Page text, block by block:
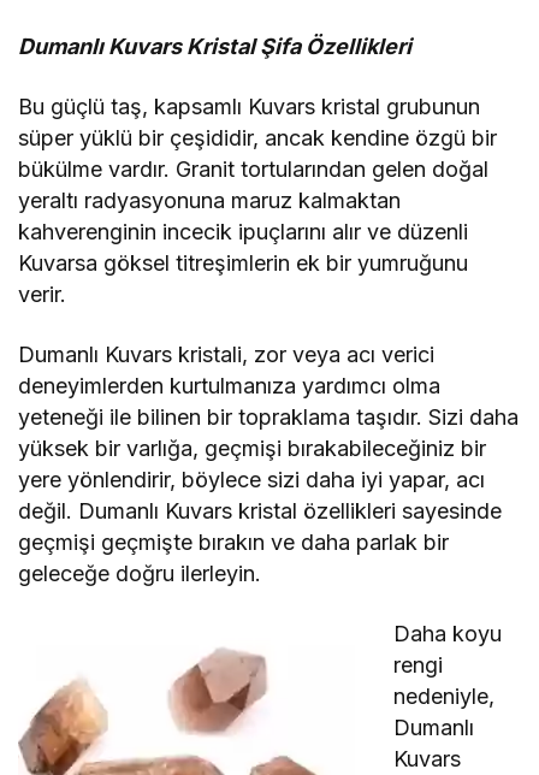
Dumanlı Kuvars Kristal Şifa Özellikleri
Bu güçlü taş, kapsamlı Kuvars kristal grubunun
süper yüklü bir çeşididir, ancak kendine özgü bir
bükülme vardır. Granit tortularından gelen doğal
yeraltı radyasyonuna maruz kalmaktan
kahverenginin incecik ipuçlarını alır ve düzenli
Kuvarsa göksel titreşimlerin ek bir yumruğunu
verir.
Dumanlı Kuvars kristali, zor veya acı verici
deneyimlerden kurtulmanıza yardımcı olma
yeteneği ile bilinen bir topraklama taşıdır. Sizi daha
yüksek bir varlığa, geçmişi bırakabileceğiniz bir
yere yönlendirir, böylece sizi daha iyi yapar, acı
değil. Dumanlı Kuvars kristal özellikleri sayesinde
geçmişi geçmişte bırakın ve daha parlak bir
geleceğe doğru ilerleyin.
Daha koyu
rengi
nedeniyle,
Dumanlı
Kuvars